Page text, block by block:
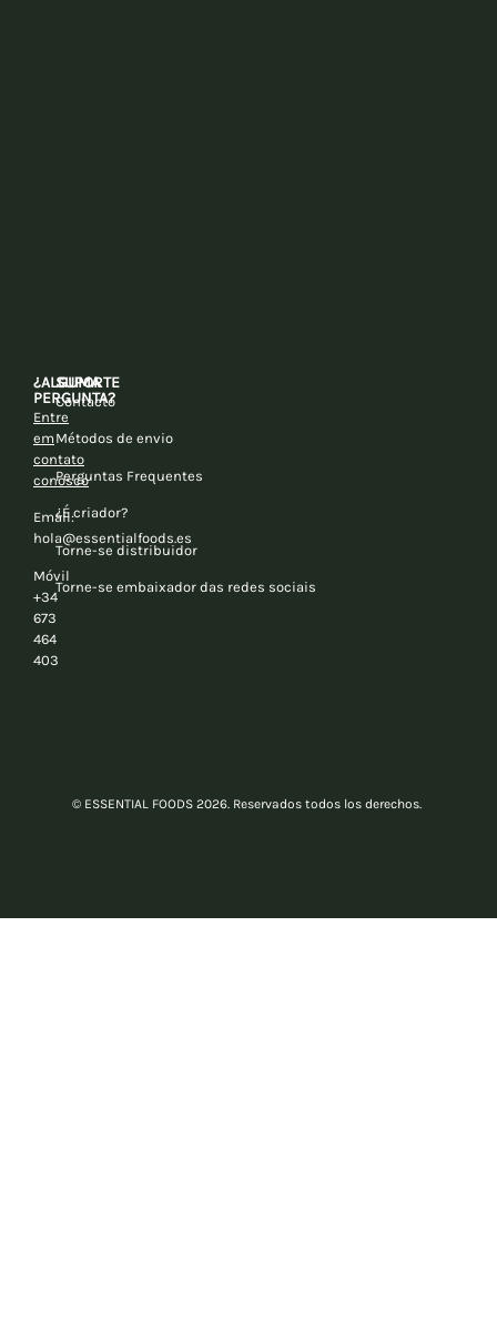
¿ALGUMA
PERGUNTA?
Entre
em
contato
conosco
Email:
hola@essentialfoods.es
Móvil
+34
673
464
403
SUPORTE
Contacto
Métodos de envio
Perguntas Frequentes
¿É criador?
Torne-se distribuidor
Torne-se embaixador das redes sociais
© ESSENTIAL FOODS 2026. Reservados todos los derechos.